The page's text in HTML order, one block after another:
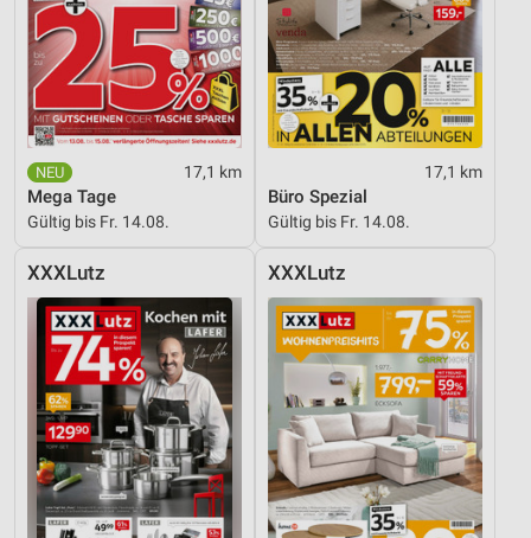
17,1 km
Mega Tage
Gültig bis Fr. 14.08.
17,1 km
Büro Spezial
Gültig bis Fr. 14.08.
XXXLutz XXXLutz
Geräte anhand von aktiv angeforderten
Informationen identifizieren
Nicht-IAB-Verarbeitungszwecke:
Notwendig
Performance
Funktional
Werbung